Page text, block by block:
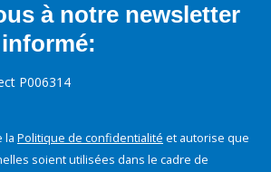
à notre newsletter
P006314
la Politique de confidentialité et autorise que
soient utilisées dans le cadre de